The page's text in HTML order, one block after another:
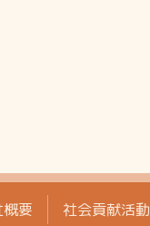
要 社会貢献活動